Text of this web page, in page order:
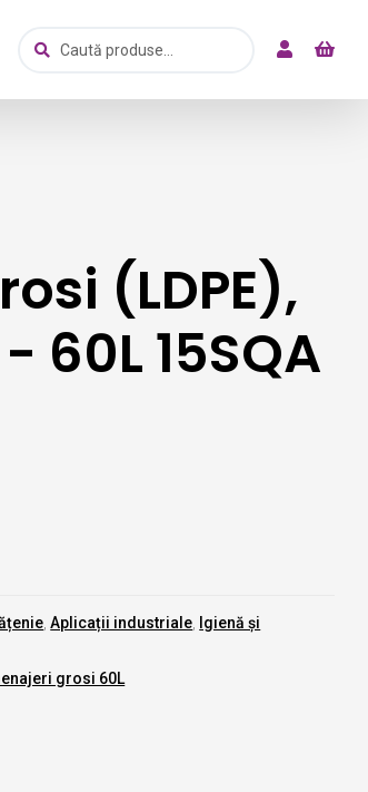
după:
Caută
(LDPE),
60L 15SQA
,Aplicații industriale, Igienă și
grosi 60L